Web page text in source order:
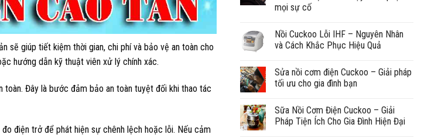
sẽ giúp tiết kiệm thời gian, chi phí và bảo vệ an toàn cho
hướng dẫn kỹ thuật viên xử lý chính xác.
Đây là bước đảm bảo an toàn tuyệt đối khi thao tác
điện trở để phát hiện sự chênh lệch hoặc lỗi. Nếu cảm
mọi sự cố
Nồi Cuckoo Lỗi IHF – Nguyên Nhân
và Cách Khắc Phục Hiệu Quả
Sửa nồi cơm điện Cuckoo – Giải pháp
tối ưu cho gia đình bạn
Sữa Nồi Cơm Điện Cuckoo – Giải
Pháp Tiện Ích Cho Gia Đình Hiện Đại